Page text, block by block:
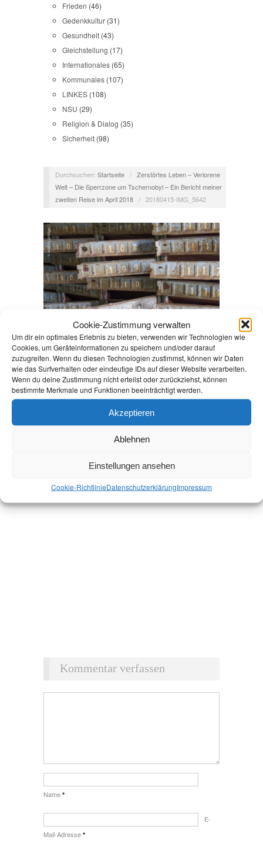
Cookie-Zustimmung verwalten
Um dir ein optimales Erlebnis zu bieten, verwenden wir Technologien wie
Cookies, um Geräteinformationen zu speichern und/oder darauf
zuzugreifen. Wenn du diesen Technologien zustimmst, können wir Daten
wie das Surfverhalten oder eindeutige IDs auf dieser Website verarbeiten.
Wenn du deine Zustimmung nicht erteilst oder zurückziehst, können
bestimmte Merkmale und Funktionen beeinträchtigt werden.
Akzeptieren
Ablehnen
Einstellungen ansehen
Cookie-RichtlinieDatenschutz­erklärungImpressum
Frieden (46)
Gedenkkultur (31)
Gesundheit (43)
Gleichstellung (17)
Internationales (65)
Kommunales (107)
LINKES (108)
NSU (29)
Religion & Dialog (35)
Sicherheit (98)
Durchsuchen: Startseite / Zerstörtes Leben – Verlorene
Welt – Die Sperrzone um Tschernobyl – Ein Bericht meiner
zweiten Reise im April 2018 / 20180415-IMG_5642
Kommentar verfassen
Name *
E-
Mail-Adresse *